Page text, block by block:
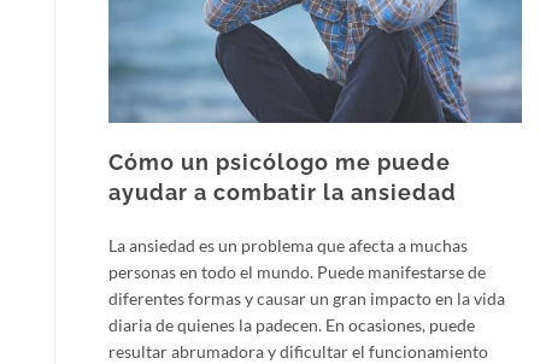
Cómo un psicólogo me puede
ayudar a combatir la ansiedad
La ansiedad es un problema que afecta a muchas
personas en todo el mundo. Puede manifestarse de
diferentes formas y causar un gran impacto en la vida
diaria de quienes la padecen. En ocasiones, puede
resultar abrumadora y dificultar el funcionamiento